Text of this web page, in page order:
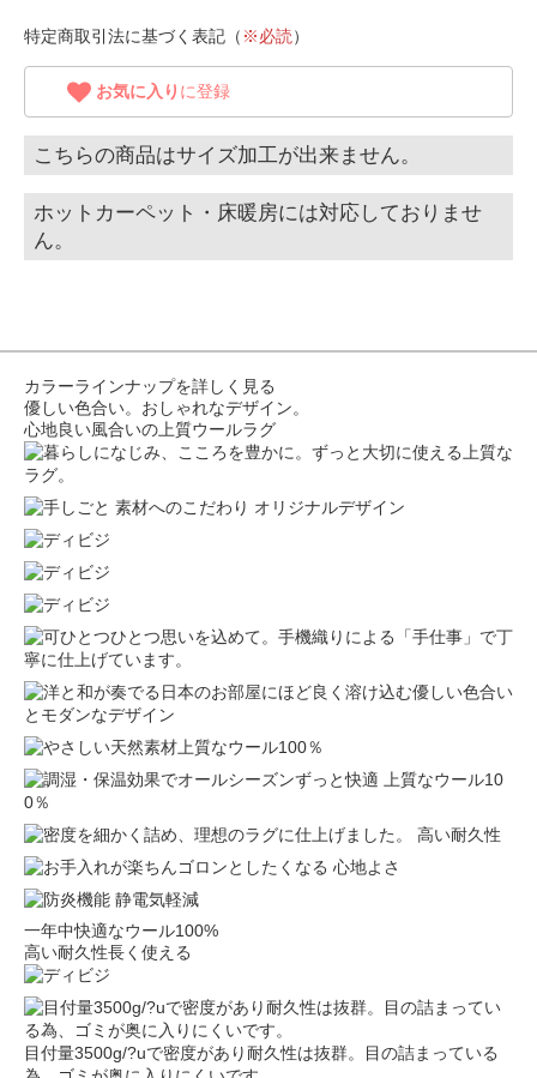
特定商取引法に基づく表記（ ※必読）
お気に入り に登録
こちらの商品はサイズ加工が出来ません。
ホットカーペット・床暖房には対応しておりませ
ん。
カラーラインナップを詳しく見る
優しい色合い。おしゃれなデザイン。
心地良い風合いの上質ウールラグ
一年中快適なウール100%
高い耐久性長く使える
目付量3500g/?uで密度があり耐久性は抜群。目の詰まっている